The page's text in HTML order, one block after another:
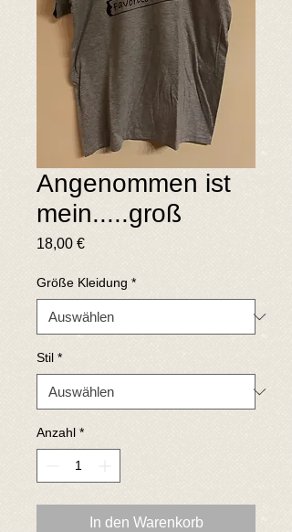
Angenommen ist
mein.....groß
18,00 €Preis
Größe Kleidung *
Stil *
Anzahl *
In den Warenkorb